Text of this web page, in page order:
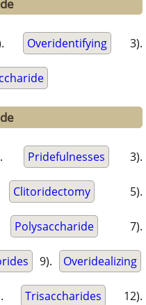
Overidentifying 3).
Pridefulnesses 3).
Clitoridectomy 5).
Polysaccharide 7).
9). Overidealizing
Trisaccharides 12).